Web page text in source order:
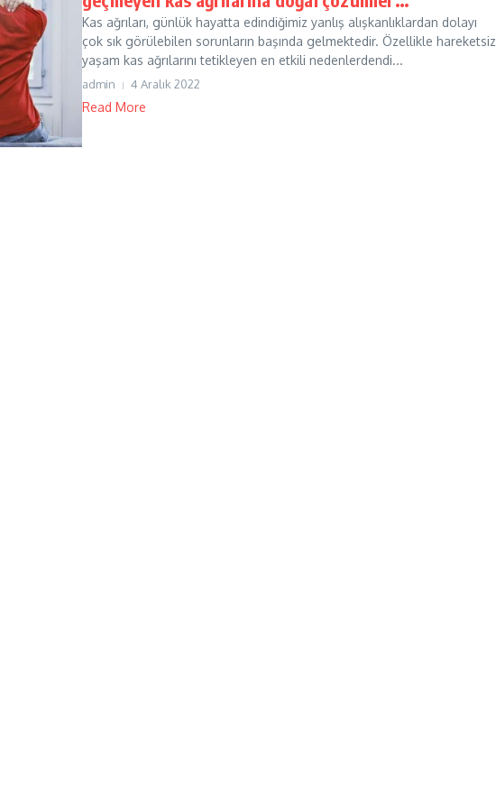
Kas ağrıları, günlük hayatta edindiğimiz yanlış alışkanlıklardan dolayı
çok sık görülebilen sorunların başında gelmektedir. Özellikle hareketsiz
yaşam kas ağrılarını tetikleyen en etkili nedenlerdendi...
admin 4 Aralık 2022
Read More